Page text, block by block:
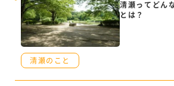
清瀬ってどん
とは？
清瀬のこと